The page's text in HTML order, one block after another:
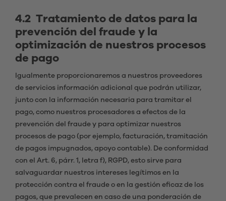
4.2 Tratamiento de datos para la
prevención del fraude y la
optimización de nuestros procesos
de pago
Igualmente proporcionaremos a nuestros proveedores
de servicios información adicional que podrán utilizar,
junto con la información necesaria para tramitar el
pago, como nuestros procesadores a efectos de la
prevención del fraude y para optimizar nuestros
procesos de pago (por ejemplo, facturación, tramitación
de pagos impugnados, apoyo contable). De conformidad
con el Art. 6, párr. 1, letra f), RGPD, esto sirve para
salvaguardar nuestros intereses legítimos en la
protección contra el fraude o en la gestión eficaz de los
pagos, que prevalecen en caso de una ponderación de